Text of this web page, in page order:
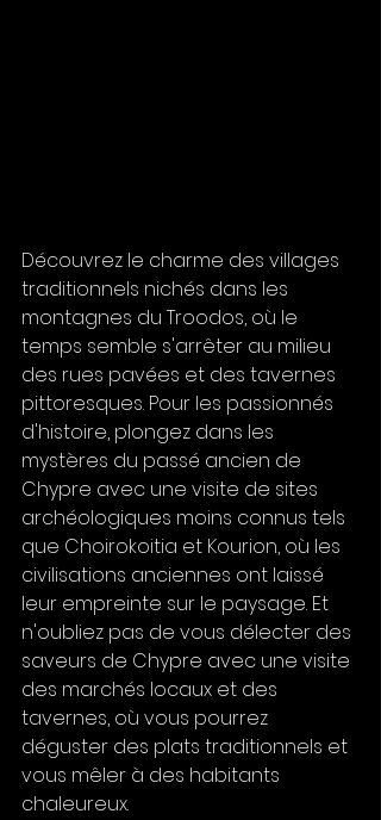
Découvrez le charme des villages
traditionnels nichés dans les
montagnes du Troodos, où le
temps semble s'arrêter au milieu
des rues pavées et des tavernes
pittoresques. Pour les passionnés
d'histoire, plongez dans les
mystères du passé ancien de
Chypre avec une visite de sites
archéologiques moins connus tels
que Choirokoitia et Kourion, où les
civilisations anciennes ont laissé
leur empreinte sur le paysage. Et
n'oubliez pas de vous délecter des
saveurs de Chypre avec une visite
des marchés locaux et des
tavernes, où vous pourrez
déguster des plats traditionnels et
vous mêler à des habitants
chaleureux.